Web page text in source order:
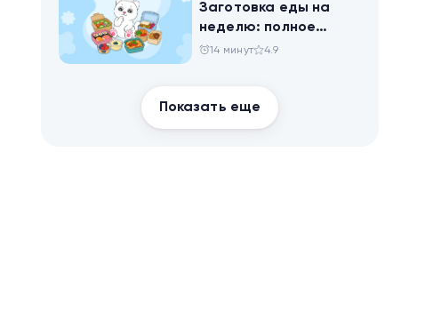
Заготовка еды на
неделю: полное
руководство для
14 минут 4.9
Показать еще